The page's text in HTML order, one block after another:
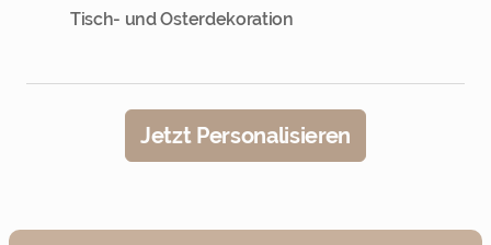
Tisch- und Osterdekoration
Jetzt Personalisieren